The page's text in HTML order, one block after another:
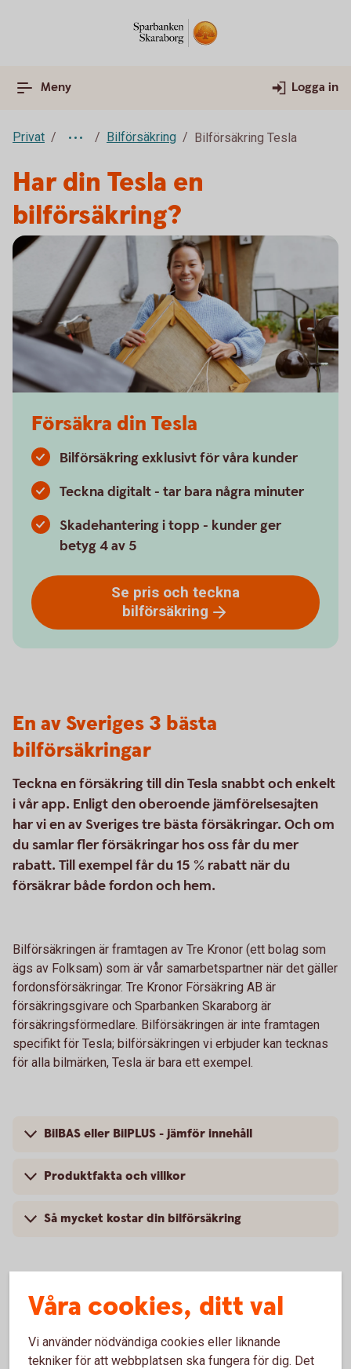
Meny Logga in
Privat Bilförsäkring Bilförsäkring Tesla
Har din Tesla en
bilförsäkring?
Försäkra din Tesla
Bilförsäkring exklusivt för våra kunder
Teckna digitalt - tar bara några minuter
Skadehantering i topp - kunder ger
betyg 4 av 5
Se pris och teckna
bilförsäkring
En av Sveriges 3 bästa
bilförsäkringar
Teckna en försäkring till din Tesla snabbt och enkelt
i vår app. Enligt den oberoende jämförelsesajten
har vi en av Sveriges tre bästa försäkringar. Och om
du samlar fler försäkringar hos oss får du mer
rabatt. Till exempel får du 15 % rabatt när du
försäkrar både fordon och hem.
Bilförsäkringen är framtagen av Tre Kronor (ett bolag som
ägs av Folksam) som är vår samarbetspartner när det gäller
fordonsförsäkringar. Tre Kronor Försäkring AB är
försäkringsgivare och Sparbanken Skaraborg är
försäkringsförmedlare. Bilförsäkringen är inte framtagen
specifikt för Tesla; bilförsäkringen vi erbjuder kan tecknas
för alla bilmärken, Tesla är bara ett exempel.
BilBAS eller BilPLUS - jämför innehåll
Produktfakta och villkor
Så mycket kostar din bilförsäkring
Vanliga frågor om att försäkra
Tesla
Våra cookies, ditt val
Vi använder nödvändiga cookies eller liknande
tekniker för att webbplatsen ska fungera för dig. Det